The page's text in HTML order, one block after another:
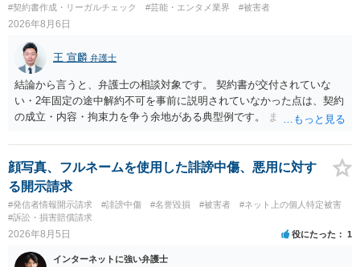
#契約書作成・リーガルチェック #芸能・エンタメ業界 #被害者
2026年8月6日
王 宣麟 弁護士
結論から言うと、弁護士の相談対象です。 契約書が交付されていな
い・2年固定の途中解約不可を事前に説明されていなかった点は、契約
の成立・内容・拘束力を争う余地がある典型例です。 まずは、運営と
みてはいかがでしょうか。 また同時並行で（もしまだされていないの
であれば）書面で退所意思の明確化はしておくべきだと考えます。
顔写真、フルネームを使用した誹謗中傷、悪用に対す
る開示請求
#発信者情報開示請求 #誹謗中傷 #名誉毀損 #被害者
#ネット上の個人特定被害
#訴訟・損害賠償請求
2026年8月5日 役にたった 1
インターネットに強い弁護士